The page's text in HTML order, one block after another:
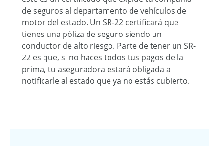
de seguros al departamento de vehículos de
motor del estado. Un SR-22 certificará que
tienes una póliza de seguro siendo un
conductor de alto riesgo. Parte de tener un SR-
22 es que, si no haces todos tus pagos de la
prima, tu aseguradora estará obligada a
notificarle al estado que ya no estás cubierto.